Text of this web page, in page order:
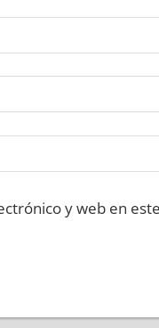
y web en